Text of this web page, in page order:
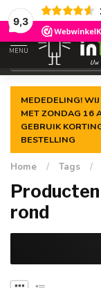
9,3
Gegarandeerde
MENU
MEDEDELING!
MET ZONDAG 16
GEBRUIK
BESTELLING
Home / Tags /
rond